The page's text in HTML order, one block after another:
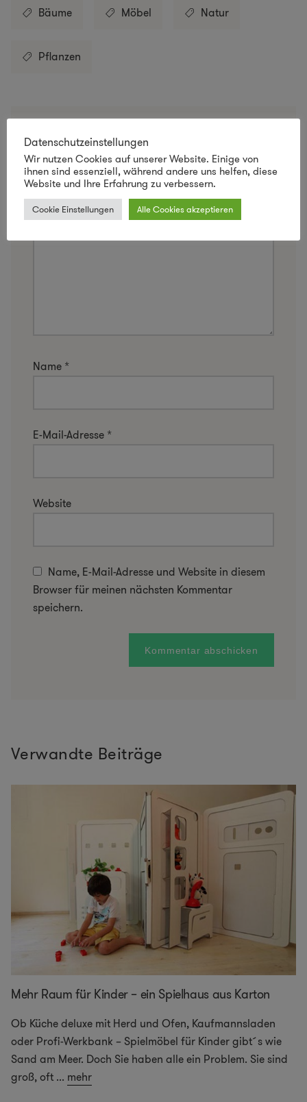
Bäume Möbel Natur
Pflanzen
Schreibe einen Kommentar
Deine E-Mail-Adresse wird nicht veröffentlicht.
Erforderliche Felder sind mit*markiert
Kommentar*
Name *
E-Mail-Adresse *
Website
Name, E-Mail-Adresse und Website in diesem
Browser für meinen nächsten Kommentar
speichern.
Verwandte Beiträge
Mehr Raum für Kinder – ein Spielhaus aus Karton
Ob Küche deluxe mit Herd und Ofen, Kaufmannsladen
oder Profi-Werkbank – Spielmöbel für Kinder gibt´s wie
Sand am Meer. Doch Sie haben alle ein Problem. Sie sind
groß, oft ... mehr
Datenschutzeinstellungen
Wir nutzen Cookies auf unserer Website. Einige von
ihnen sind essenziell, während andere uns helfen, diese
Website und Ihre Erfahrung zu verbessern.
Cookie Einstellungen Alle Cookies akzeptieren